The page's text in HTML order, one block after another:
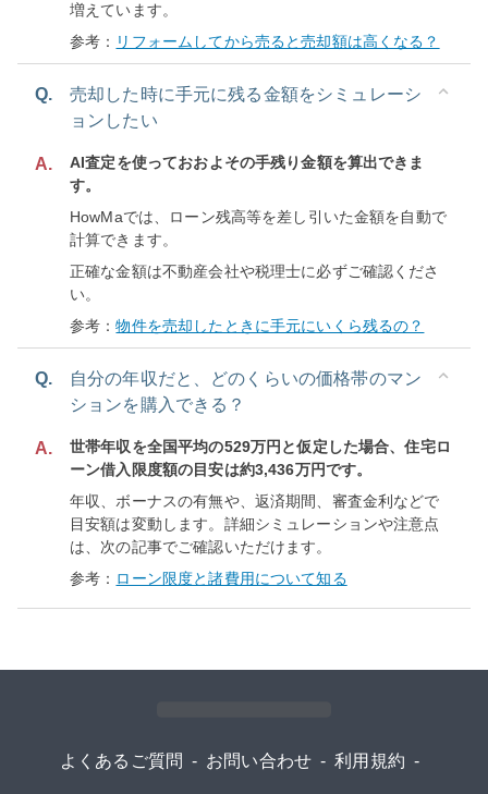
増えています。
参考： リフォームしてから売ると売却額は高くなる？
Q.
売却した時に手元に残る金額をシミュレーシ
ョンしたい
A.
AI査定を使っておおよその手残り金額を算出できま
す。
HowMaでは、ローン残高等を差し引いた金額を自動で
計算できます。
正確な金額は不動産会社や税理士に必ずご確認くださ
い。
参考：物件を売却したときに手元にいくら残るの？
Q.
自分の年収だと、どのくらいの価格帯のマン
ションを購入できる？
A.
世帯年収を全国平均の529万円と仮定した場合、住宅ロ
ーン借入限度額の目安は約3,436万円です。
年収、ボーナスの有無や、返済期間、審査金利などで
目安額は変動します。詳細シミュレーションや注意点
は、次の記事でご確認いただけます。
参考： ローン限度と諸費用について知る
よくあるご質問 - お問い合わせ - 利用規約 -